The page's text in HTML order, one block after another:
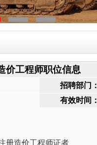
价工程师职位信息
招聘部门：
有效时间：
册造价工程师证者